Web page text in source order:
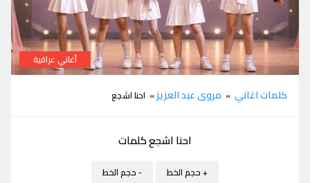
أغاني عراقية
كلمات اغاني » مروى عبد العزيز» احنا اشجع
احنا اشجع كلمات
+ حجم الخط - حجم الخط